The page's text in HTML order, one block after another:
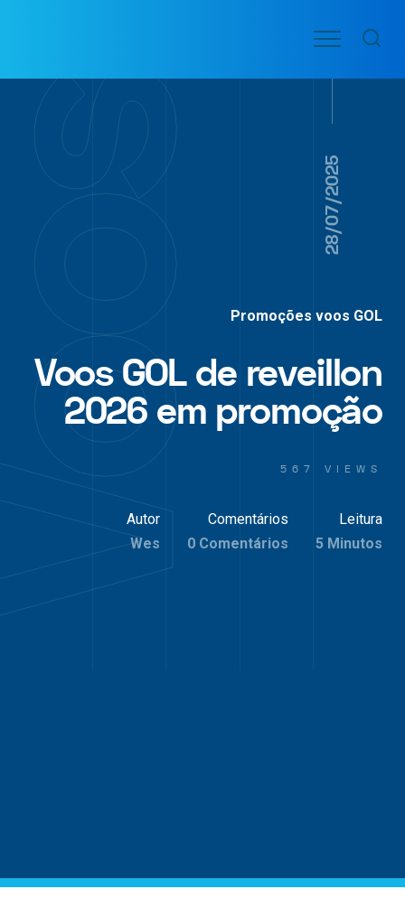
conteúdo
VOO
AÉREAS
Menu
28/07/2025
Promoções voos GOL
Voos GOL de reveillon
2026 em promoção
567 VIEWS
Autor
Wes
Comentários
0 Comentários
Leitura
5 Minutos